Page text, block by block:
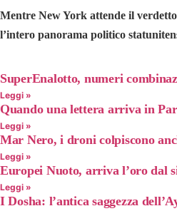
Mentre New York attende il
l’intero panorama politico
SuperEnalotto, numeri
Leggi »
Quando una lettera arriva in
Leggi »
Mar Nero, i droni colpiscono
Leggi »
Europei Nuoto, arriva l’oro dal
Leggi »
I Dosha: l’antica saggezza